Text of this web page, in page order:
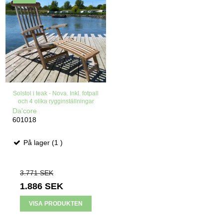
Solstol i teak - Nova. Inkl. fotpall
och 4 olika rygginställningar
Da'core
601018
På lager (1 )
3.771 SEK
1.886 SEK
VISA PRODUKTEN